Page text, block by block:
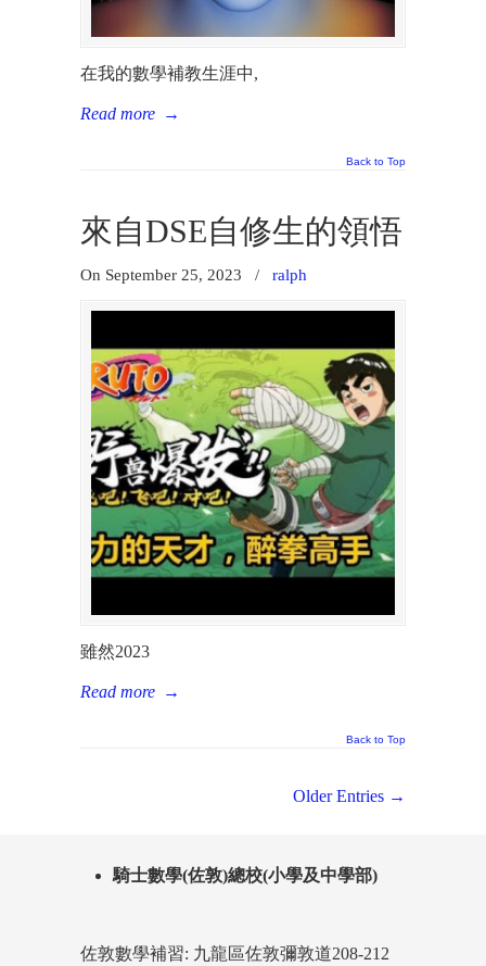
在我的數學補教生涯中,
Read more →
Back to Top
來自DSE自修生的領悟
On September 25, 2023 / ralph
雖然2023
Read more →
Back to Top
Older Entries →
騎士數學(佐敦)總校(小學及中學部)
佐敦數學補習: 九龍區佐敦彌敦道208-212
按我，查詢優惠！